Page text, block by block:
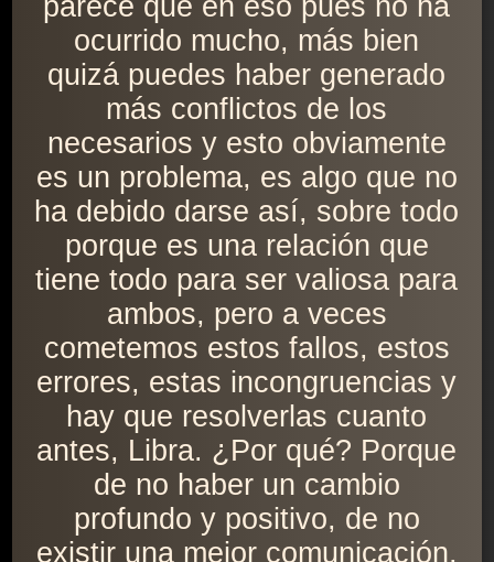
parece que en eso pues no ha
ocurrido mucho, más bien
quizá puedes haber generado
más conflictos de los
necesarios y esto obviamente
es un problema, es algo que no
ha debido darse así, sobre todo
porque es una relación que
tiene todo para ser valiosa para
ambos, pero a veces
cometemos estos fallos, estos
errores, estas incongruencias y
hay que resolverlas cuanto
antes, Libra. ¿Por qué? Porque
de no haber un cambio
profundo y positivo, de no
existir una mejor comunicación,